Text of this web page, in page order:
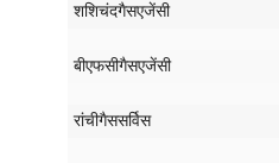
शशिचंदगैसएजेंसी
बीएफसीगैसएजेंसी
रांचीगैससर्विस